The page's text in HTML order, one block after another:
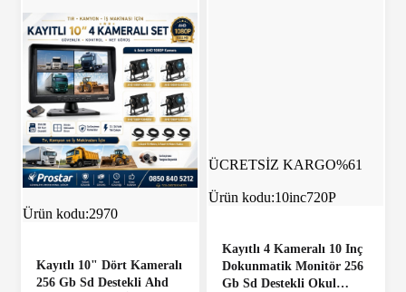
ÜCRETSİZ
KARGO%61HIZLI
Ürün kodu:2970
Kayıtlı 10" Dört Kameralı
256 Gb Sd Destekli Ahd
ÜCRETSİZ KARGO%61
Ürün kodu:10inc720P
Kayıtlı 4 Kameralı 10 Inç
Dokunmatik Monitör 256
Gb Sd Destekli Okul